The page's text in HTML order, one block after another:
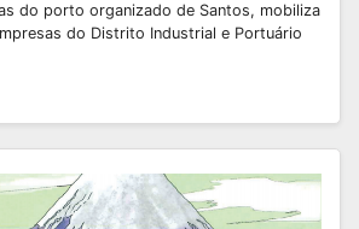
do porto organizado de Santos, mobiliza
do Distrito Industrial e Portuário